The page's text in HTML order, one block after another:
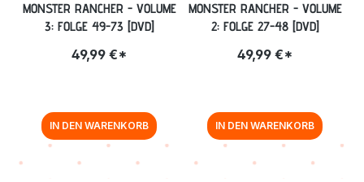
MONSTER RANCHER - VOLUME
3: FOLGE 49-73 [DVD]
49,99 €*
IN DEN WARENKORB
MONSTER RANCHER - VOLUME
2: FOLGE 27-48 [DVD]
49,99 €*
IN DEN WARENKORB
Zurück zur Vor-/Zurück-Navigation